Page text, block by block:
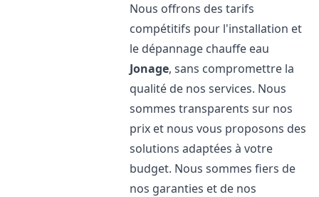
Nous offrons des tarifs
compétitifs pour l'installation et
le dépannage chauffe eau
Jonage, sans compromettre la
qualité de nos services. Nous
sommes transparents sur nos
prix et nous vous proposons des
solutions adaptées à votre
budget. Nous sommes fiers de
nos garanties et de nos